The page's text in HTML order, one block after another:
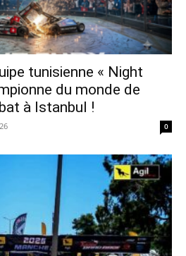
tunisienne « Night
du monde de
à Istanbul !
0